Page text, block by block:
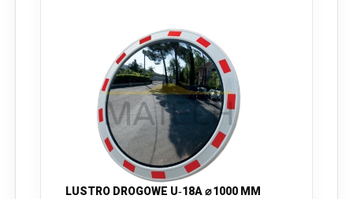
LUSTRO DROGOWE U‑18A ⌀ 1000 MM